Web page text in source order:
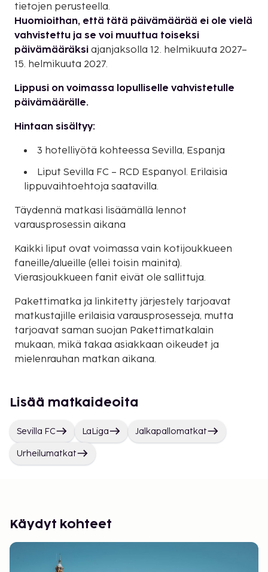
tietojen perusteella.
Huomioithan, että tätä päivämäärää ei ole vielä
vahvistettu ja se voi muuttua toiseksi
päivämääräksi ajanjaksolla 12. helmikuuta 2027–
15. helmikuuta 2027.
Lippusi on voimassa lopulliselle vahvistetulle
päivämäärälle.
Hintaan sisältyy:
3 hotelliyötä kohteessa Sevilla, Espanja
Liput Sevilla FC – RCD Espanyol. Erilaisia
lippuvaihtoehtoja saatavilla.
Täydennä matkasi lisäämällä lennot
varausprosessin aikana
Kaikki liput ovat voimassa vain kotijoukkueen
faneille/alueille (ellei toisin mainita).
Vierasjoukkueen fanit eivät ole sallittuja.
Pakettimatka ja linkitetty järjestely tarjoavat
matkustajille erilaisia varausprosesseja, mutta
tarjoavat saman suojan Pakettimatkalain
mukaan, mikä takaa asiakkaan oikeudet ja
mielenrauhan matkan aikana.
Lisää matkaideoita
Sevilla FC LaLiga Jalkapallomatkat
Urheilumatkat
Käydyt kohteet